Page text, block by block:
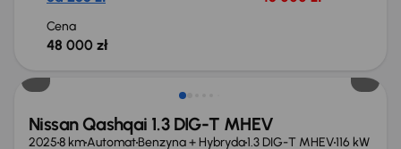
Cena
48 000 zł
Od nowego taniej o 36 775 zł
Nissan Qashqai 1.3 DIG-T MHEV
20258 kmAutomatBenzyna + Hybryda1.3 DIG-T MHEV116 kW